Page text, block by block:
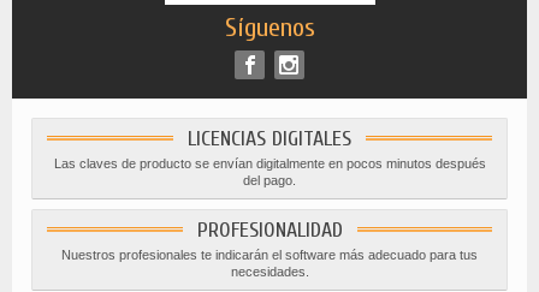
Síguenos
LICENCIAS DIGITALES
Las claves de producto se envían digitalmente en pocos minutos después
del pago.
PROFESIONALIDAD
Nuestros profesionales te indicarán el software más adecuado para tus
necesidades.